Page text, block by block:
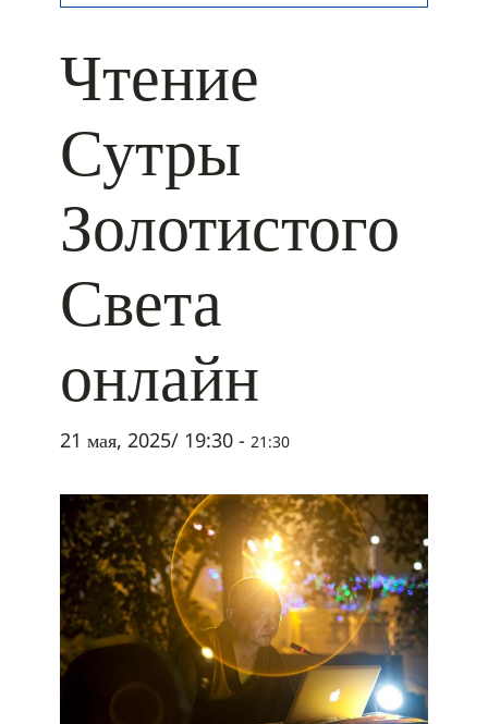
Чтение
Сутры
Золотистого
Света
онлайн
21 мая, 2025/ 19:30 - 21:30